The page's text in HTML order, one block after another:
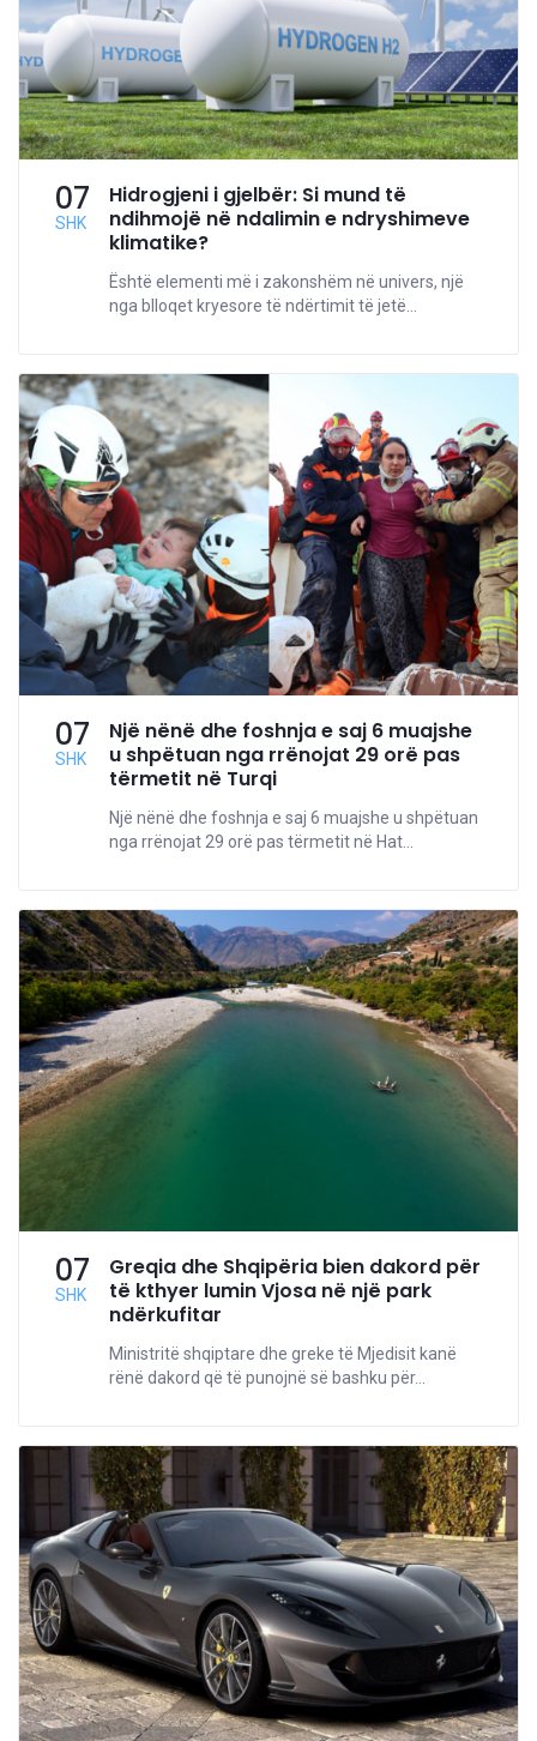
07
SHK
Hidrogjeni i gjelbër: Si mund të
ndihmojë në ndalimin e ndryshimeve
klimatike?
Është elementi më i zakonshëm në univers, një
nga blloqet kryesore të ndërtimit të jetë...
07
SHK
Një nënë dhe foshnja e saj 6 muajshe
u shpëtuan nga rrënojat 29 orë pas
tërmetit në Turqi
Një nënë dhe foshnja e saj 6 muajshe u shpëtuan
nga rrënojat 29 orë pas tërmetit në Hat...
07
SHK
Greqia dhe Shqipëria bien dakord për
të kthyer lumin Vjosa në një park
ndërkufitar
Ministritë shqiptare dhe greke të Mjedisit kanë
rënë dakord që të punojnë së bashku për...